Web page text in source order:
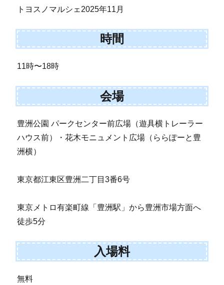
トヨスノマルシェ2025年11月
時間
11時〜18時
会場
豊洲公園 パークセンター前広場（遊具横トレーラー
ハウス前）・花木モニュメント広場（ららぽーと豊
洲横）
東京都江東区豊洲二丁目3番6号
東京メトロ有楽町線「豊洲駅」から豊洲市場方面へ
徒歩5分
入場料
無料